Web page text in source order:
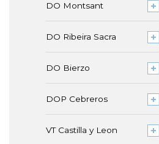
DO Montsant
DO Ribeira Sacra
DO Bierzo
DOP Cebreros
VT Castilla y Leon